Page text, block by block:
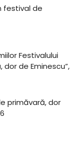
festival de
Festivalului
dor de Eminescu”,
primăvară, dor